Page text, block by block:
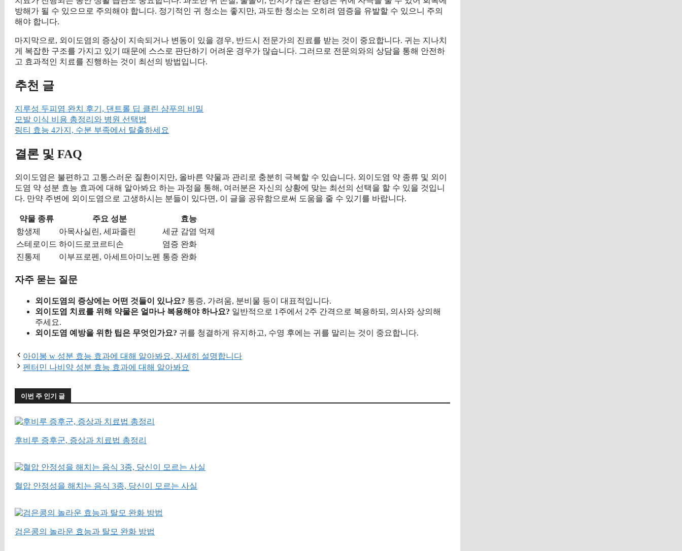
방해가 될 수 있으므로 주의해야 합니다. 정기적인 귀 청소는 좋지만, 과도한 청소는 오히려 염증을 유발할 수 있으니 주의
해야 합니다.
마지막으로, 외이도염의 증상이 지속되거나 변동이 있을 경우, 반드시 전문가의 진료를 받는 것이 중요합니다. 귀는 지나치
게 복잡한 구조를 가지고 있기 때문에 스스로 판단하기 어려운 경우가 많습니다. 그러므로 전문의와의 상담을 통해 안전하
고 효과적인 치료를 진행하는 것이 최선의 방법입니다.
추천 글
지루성 두피염 완치 후기, 댄트롤 딥 클린 샴푸의 비밀
모발 이식 비용 총정리와 병원 선택법
링티 효능 4가지, 수분 부족에서 탈출하세요
결론 및 FAQ
외이도염은 불편하고 고통스러운 질환이지만, 올바른 약물과 관리로 충분히 극복할 수 있습니다. 외이도염 약 종류 및 외이
도염 약 성분 효능 효과에 대해 알아봐요 하는 과정을 통해, 여러분은 자신의 상황에 맞는 최선의 선택을 할 수 있을 것입니
다. 만약 주변에 외이도염으로 고생하시는 분들이 있다면, 이 글을 공유함으로써 도움을 줄 수 있기를 바랍니다.
약물 종류 주요 성분
효능
항생제
아목사실린, 세파졸린
세균 감염 억제
스테로이드 하이드로코르티손
염증 완화
진통제
이부프로펜, 아세트아미노펜 통증 완화
자주 묻는 질문
외이도염의 증상에는 어떤 것들이 있나요? 통증, 가려움, 분비물 등이 대표적입니다.
외이도염 치료를 위해 약물은 얼마나 복용해야 하나요? 일반적으로 1주에서 2주 간격으로 복용하되, 의사와 상의해
주세요.
외이도염 예방을 위한 팁은 무엇인가요? 귀를 청결하게 유지하고, 수영 후에는 귀를 말리는 것이 중요합니다.
아이봉 w 성분 효능 효과에 대해 알아봐요, 자세히 설명합니다
펜터민 나비약 성분 효능 효과에 대해 알아봐요
이번 주 인기 글
후비루 증후군, 증상과 치료법 총정리
혈압 안정성을 해치는 음식 3종, 당신이 모르는 사실
검은콩의 놀라운 효능과 탈모 완화 방법